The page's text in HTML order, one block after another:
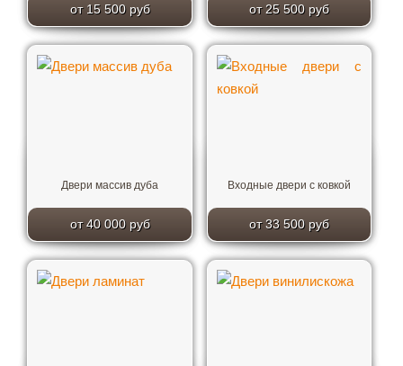
от 15 500 руб от 25 500 руб
Двери массив дуба
от 40 000 руб
Входные двери с ковкой
от 33 500 руб